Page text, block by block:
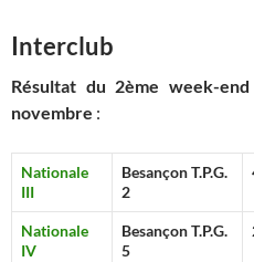
Interclub
Résultat du 2ème week-
novembre :
Nationale
III
Besançon T.P.G.
2
Nationale
IV
Besançon T.P.G.
5